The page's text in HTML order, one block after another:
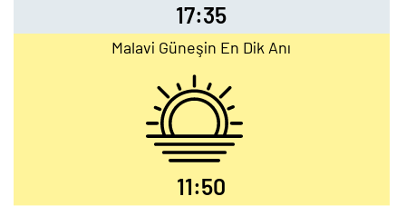
17:35
Malavi Güneşin En Dik Anı
11:50